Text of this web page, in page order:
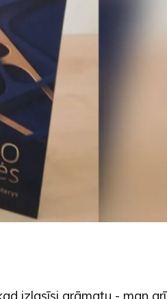
izlasīsi grāmatu - man arī